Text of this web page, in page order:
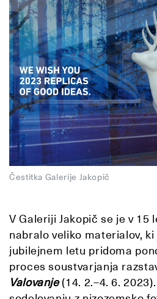
Čestitka Galerije Jakopič
V Galeriji Jakopič se je v 15
nabralo veliko materialov,
jubilejnem letu pridoma
proces soustvarjanja
Valovanje (14. 2.–4. 6.